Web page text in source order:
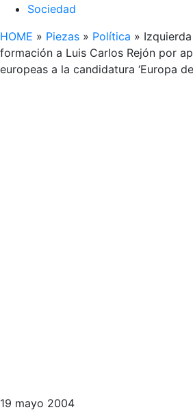
Sociedad
HOME » Piezas » Política »
formación a Luis Carlos Rejón por
europeas a la candidatura ‘Europa
19 mayo 2004